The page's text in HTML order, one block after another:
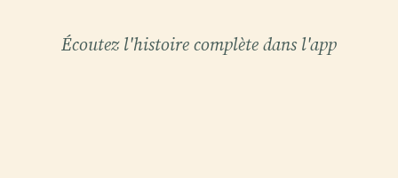
Écoutez l'histoire complète dans l'app